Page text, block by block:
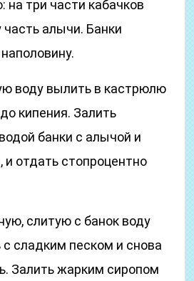
на три части кабачков
часть алычи. Банки
воду вылить в кастрюлю
кипения. Залить
банки с алычой и
и отдать стопроцентно
слитую с банок воду
с сладким песком и снова
Залить жарким сиропом